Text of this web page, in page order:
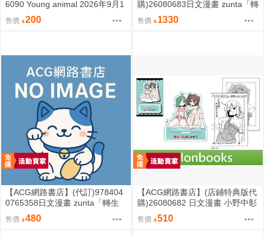
6090 Young animal 2026年9月1
1日號
售價 200
購)26080683日文漫畫 zunta「轉
生競技場 転生コロシアム 精選全
彩版 わからせセレクション2」
售價 1330
【ACG網路書店】(代訂)978404
0765358日文漫畫 zunta「轉生
競技場 転生コロシアム 精選全彩
版 わからせセレクション2」
售價 480
【ACG網路書店】(店鋪特典版代
購)26080682 日文漫畫 小野中彰
大「夢想成為魔法少女 / 魔法少
女にあこがれて (13)」
售價 510